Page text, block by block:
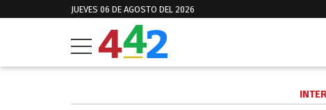
JUEVES 06 DE AGOSTO DEL 2026